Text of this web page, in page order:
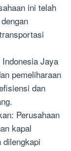
ini telah
Jaya
pemeliharaan
dan
Perusahaan
kapal
dilengkapi